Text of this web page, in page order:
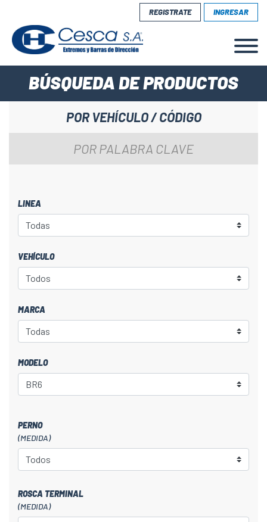
REGISTRATE INGRESAR
BÚSQUEDA DE PRODUCTOS
POR VEHÍCULO / CÓDIGO
POR PALABRA CLAVE
LINEA
VEHÍCULO
MARCA
MODELO
PERNO
(MEDIDA)
ROSCA TERMINAL
(MEDIDA)